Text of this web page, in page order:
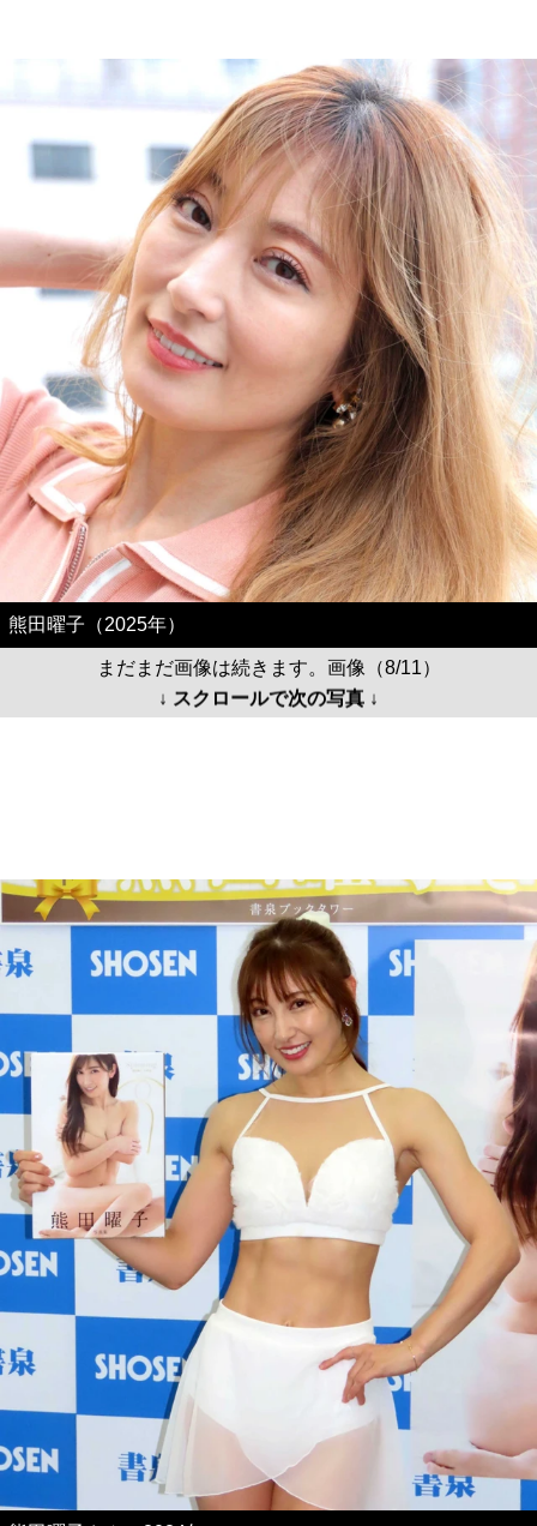
熊田曜子（2025年）
まだまだ画像は続きます。画像（8/11）
↓ スクロールで次の写真 ↓